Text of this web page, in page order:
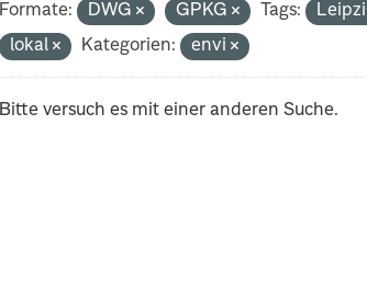
Formate: DWG GPKG Tags:
lokal
Kategorien: envi
Bitte versuch es mit einer anderen Suche.